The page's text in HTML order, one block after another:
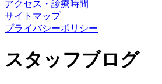
アクセス・診療時間
サイトマップ
プライバシーポリシー
スタッフブログ